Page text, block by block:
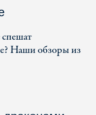
Наши обзоры из